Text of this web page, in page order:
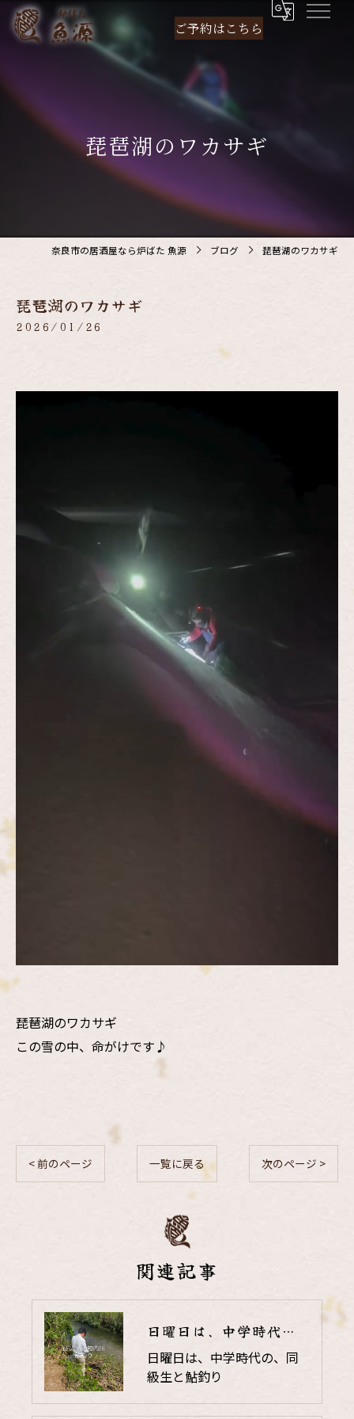
ご予約はこちら
琵琶湖のワカサギ
奈良市の居酒屋なら炉ばた 魚源 ブログ 琵琶湖のワカサギ
琵琶湖のワカサギ
2026/01/26
琵琶湖のワカサギ
この雪の中、命がけです♪
< 前のページ 一覧に戻る 次のページ >
関連記事
日曜日は、中学時代の、同級生と鮎釣り
日曜日は、中学時代の、同
級生と鮎釣り